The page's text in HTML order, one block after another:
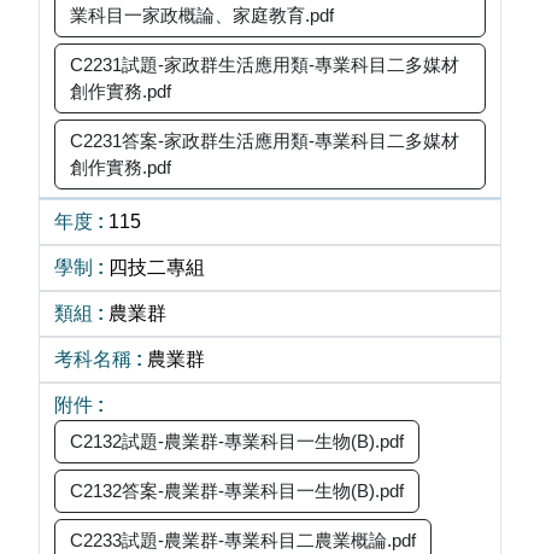
業科目一家政概論、家庭教育.pdf
C2231試題-家政群生活應用類-專業科目二多媒材
創作實務.pdf
C2231答案-家政群生活應用類-專業科目二多媒材
創作實務.pdf
115
四技二專組
農業群
農業群
C2132試題-農業群-專業科目一生物(B).pdf
C2132答案-農業群-專業科目一生物(B).pdf
C2233試題-農業群-專業科目二農業概論.pdf